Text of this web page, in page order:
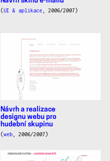
(UI & aplikace , 2006/2007)
Návrh a realizace
designu webu pro
hudební skupinu
(web , 2006/2007)